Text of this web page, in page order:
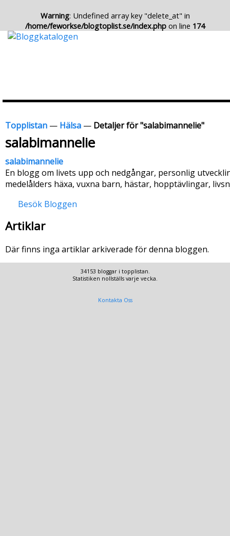
Warning: Undefined array key "delete_at" in
/home/feworkse/blogtoplist.se/index.php on line 174
Topplistan — Hälsa — Detaljer för "salabimannelie"
salabimannelie
salabimannelie
En blogg om livets upp och nedgångar, personlig
medelålders häxa, vuxna barn, hästar, hopptävlingar,
Besök Bloggen
Artiklar
Där finns inga artiklar arkiverade för denna bloggen.
34153 bloggar i topplistan.
Statistiken nollställs varje vecka.
Kontakta Oss